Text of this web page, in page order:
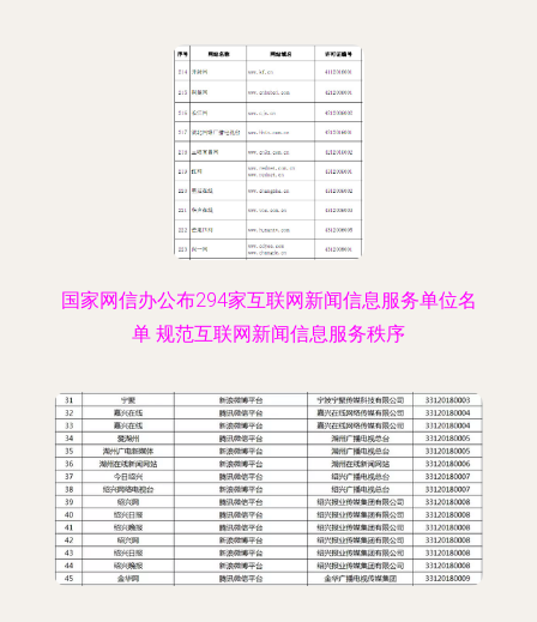
国家网信办公布294家互联网新闻信息服务单位名
单 规范互联网新闻信息服务秩序